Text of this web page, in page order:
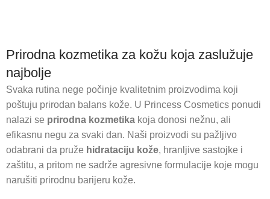
Prirodna kozmetika za kožu koja zaslužuje
najbolje
Svaka rutina nege počinje kvalitetnim proizvodima koji
poštuju prirodan balans kože. U Princess Cosmetics ponudi
nalazi se prirodna kozmetika koja donosi nežnu, ali
efikasnu negu za svaki dan. Naši proizvodi su pažljivo
odabrani da pruže hidrataciju kože, hranljive sastojke i
zaštitu, a pritom ne sadrže agresivne formulacije koje mogu
narušiti prirodnu barijeru kože.